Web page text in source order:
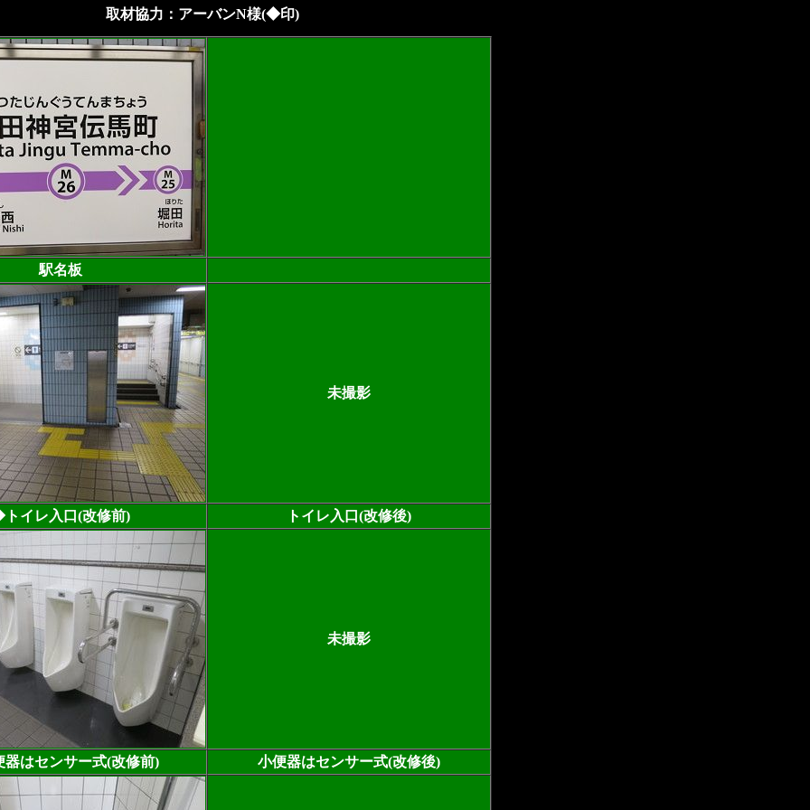
取材協力：アーバンN様(◆印)
駅名板
未撮影
イレ入口(改修前) トイレ入口(改修後)
未撮影
はセンサー式(改修前) 小便器はセンサー式(改修後)